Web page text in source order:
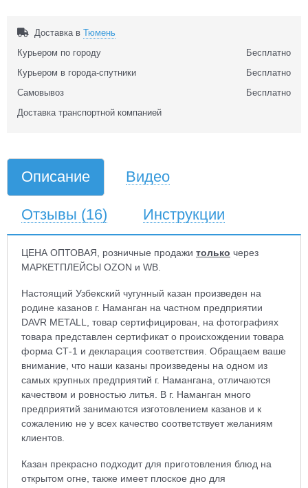
Доставка в Тюмень
Курьером по городу
Бесплатно
Курьером в города-спутники
Бесплатно
Самовывоз
Бесплатно
Доставка транспортной компанией
Описание Видео
Отзывы (16) Инструкции
ЦЕНА ОПТОВАЯ, розничные продажи только через
МАРКЕТПЛЕЙСЫ OZON и WB.
Настоящий Узбекский чугунный казан произведен на
родине казанов г. Наманган на частном предприятии
DAVR METALL, товар сертифицирован, на фотографиях
товара представлен сертификат о происхождении товара
форма СТ-1 и декларация соответствия. Обращаем ваше
внимание, что наши казаны произведены на одном из
самых крупных предприятий г. Намангана, отличаются
качеством и ровностью литья. В г. Наманган много
предприятий занимаются изготовлением казанов и к
сожалению не у всех качество соответствует желаниям
клиентов.
Казан прекрасно подходит для приготовления блюд на
открытом огне, также имеет плоское дно для